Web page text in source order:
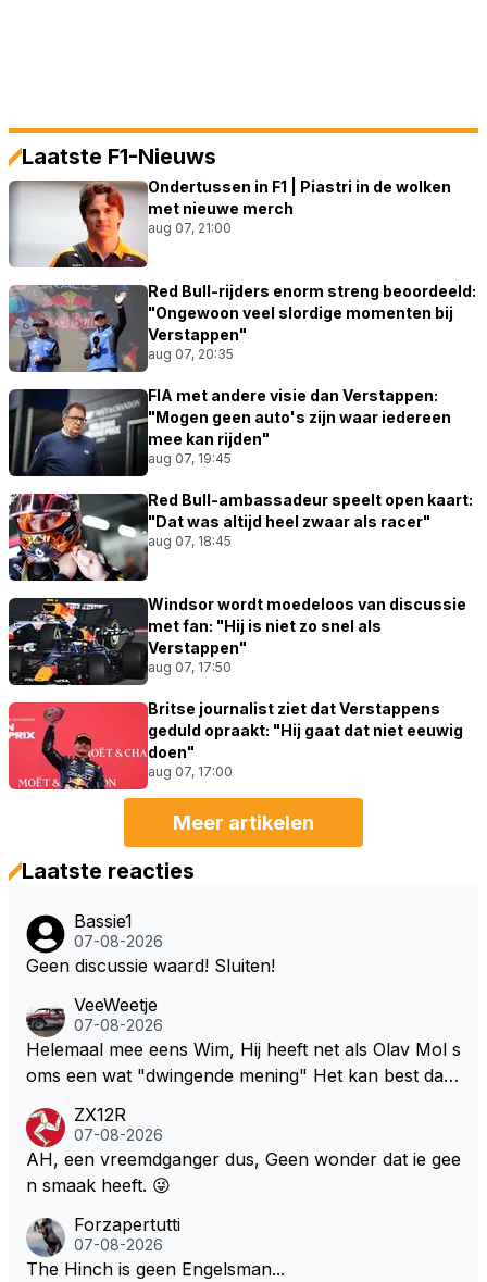
Laatste F1-Nieuws
Ondertussen in F1 | Piastri in de wolken
met nieuwe merch
aug 07, 21:00
Red Bull-rijders enorm streng beoordeeld:
"Ongewoon veel slordige momenten bij
Verstappen"
aug 07, 20:35
FIA met andere visie dan Verstappen:
"Mogen geen auto's zijn waar iedereen
mee kan rijden"
aug 07, 19:45
Red Bull-ambassadeur speelt open kaart:
"Dat was altijd heel zwaar als racer"
aug 07, 18:45
Windsor wordt moedeloos van discussie
met fan: "Hij is niet zo snel als
Verstappen"
aug 07, 17:50
Britse journalist ziet dat Verstappens
geduld opraakt: "Hij gaat dat niet eeuwig
doen"
aug 07, 17:00
Meer artikelen
Laatste reacties
Bassie1
07-08-2026
Geen discussie waard! Sluiten!
VeeWeetje
07-08-2026
Helemaal mee eens Wim, Hij heeft net als Olav Mol s
oms een wat "dwingende mening" Het kan best dat
l bij Windsor op te roepen. Maar in een tijd zonder r
aces zijn dit leuke berichtjes
ZX12R
07-08-2026
AH, een vreemdganger dus, Geen wonder dat ie gee
n smaak heeft. 😜
Forzapertutti
07-08-2026
The Hinch is geen Engelsman...